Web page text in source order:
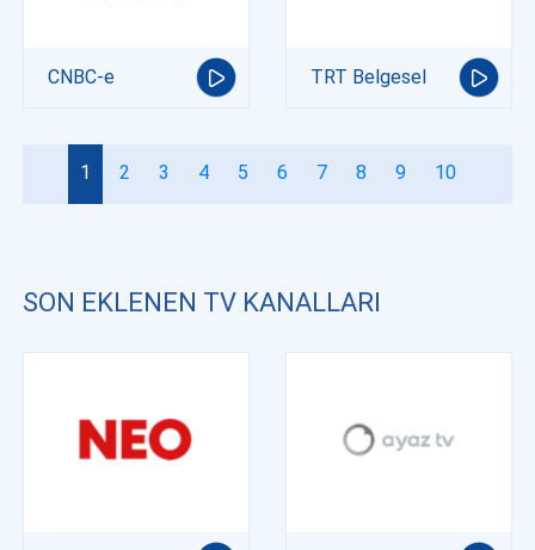
CNBC-e TRT Belgesel
1 2 3 4 5 6 7 8 9 10
SON EKLENEN TV KANALLARI